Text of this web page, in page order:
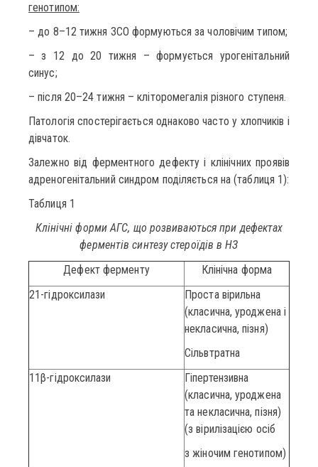
генотипом:
– до 8–12 тижня ЗСО формуються за чоловічим типом;
– з 12 до 20 тижня – формується урогенітальний
синус;
– після 20–24 тижня – кліторомегалія різного ступеня.
Патологiя спостерiгається однаково часто у хлопчикiв i
дiвчаток.
Залежно від ферментного дефекту і клінічних проявів
адреногенітальний синдром поділяється на (таблиця 1):
Таблиця 1
Клінічні форми АГС, що розвиваються при дефектах
ферментів синтезу стероїдів в НЗ
Дефект ферменту
Клінічна форма
21-гідроксилази
Проста вірильна
(класична, уроджена і
некласична, пізня)
Сільвтратна
11β-гідроксилази
Гіпертензивна
(класична, уроджена
та некласична, пізня)
(з вірилізацією осіб
з жіночим генотипом)